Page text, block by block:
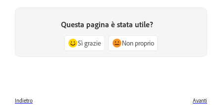
Questa pagina è stata utile?
Sì grazie Non proprio
Indietro Avanti